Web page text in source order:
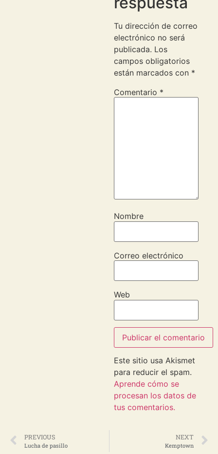
Tu dirección de correo
electrónico no será
publicada. Los
campos obligatorios
están marcados con *
Comentario *
Nombre
Correo electrónico
Web
Este sitio usa Akismet
para reducir el spam.
Aprende cómo se
procesan los datos de
tus comentarios.
PREVIOUS
Lucha de pasillo
NEXT
Kemptown